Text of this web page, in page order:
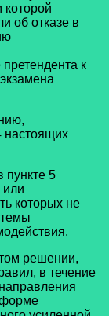
которой
об отказе в
к
настоящих
пункте 5
которых не
решении,
в течение
форме